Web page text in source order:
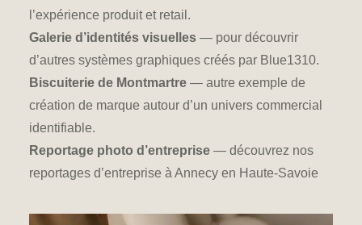
l’expérience produit et retail.
Galerie d’identités visuelles — pour découvrir
d’autres systèmes graphiques créés par Blue1310.
Biscuiterie de Montmartre — autre exemple de
création de marque autour d’un univers commercial
identifiable.
Reportage photo d’entreprise — découvrez nos
reportages d’entreprise à Annecy en Haute-Savoie